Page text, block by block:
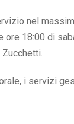
nel
18:00 di
i servizi